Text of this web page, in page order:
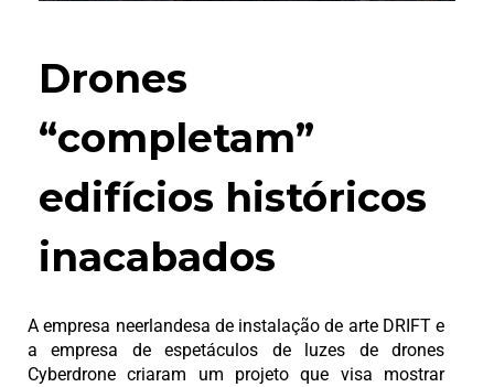
Drones
“completam”
edifícios históricos
inacabados
A empresa neerlandesa de instalação de arte DRIFT e
a empresa de espetáculos de luzes de drones
Cyberdrone criaram um projeto que visa mostrar